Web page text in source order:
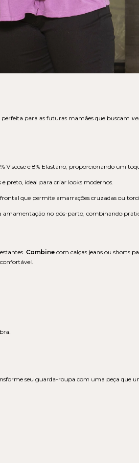
perfeita para as futuras mamães que buscam
Viscose e 8% Elastano, proporcionando um
preto, ideal para criar looks modernos.
que permite amarrações cruzadas ou
no pós-parto, combinando
Combine com calças jeans ou shorts
seu guarda-roupa com uma peça que